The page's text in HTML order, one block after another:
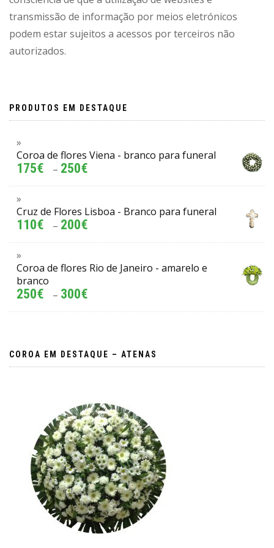
transmissão de informação por meios eletrónicos
podem estar sujeitos a acessos por terceiros não
autorizados.
PRODUTOS EM DESTAQUE
Coroa de flores Viena - branco para funeral
175€ – 250€
Cruz de Flores Lisboa - Branco para funeral
110€ – 200€
Coroa de flores Rio de Janeiro - amarelo e
branco
250€ – 300€
COROA EM DESTAQUE – ATENAS